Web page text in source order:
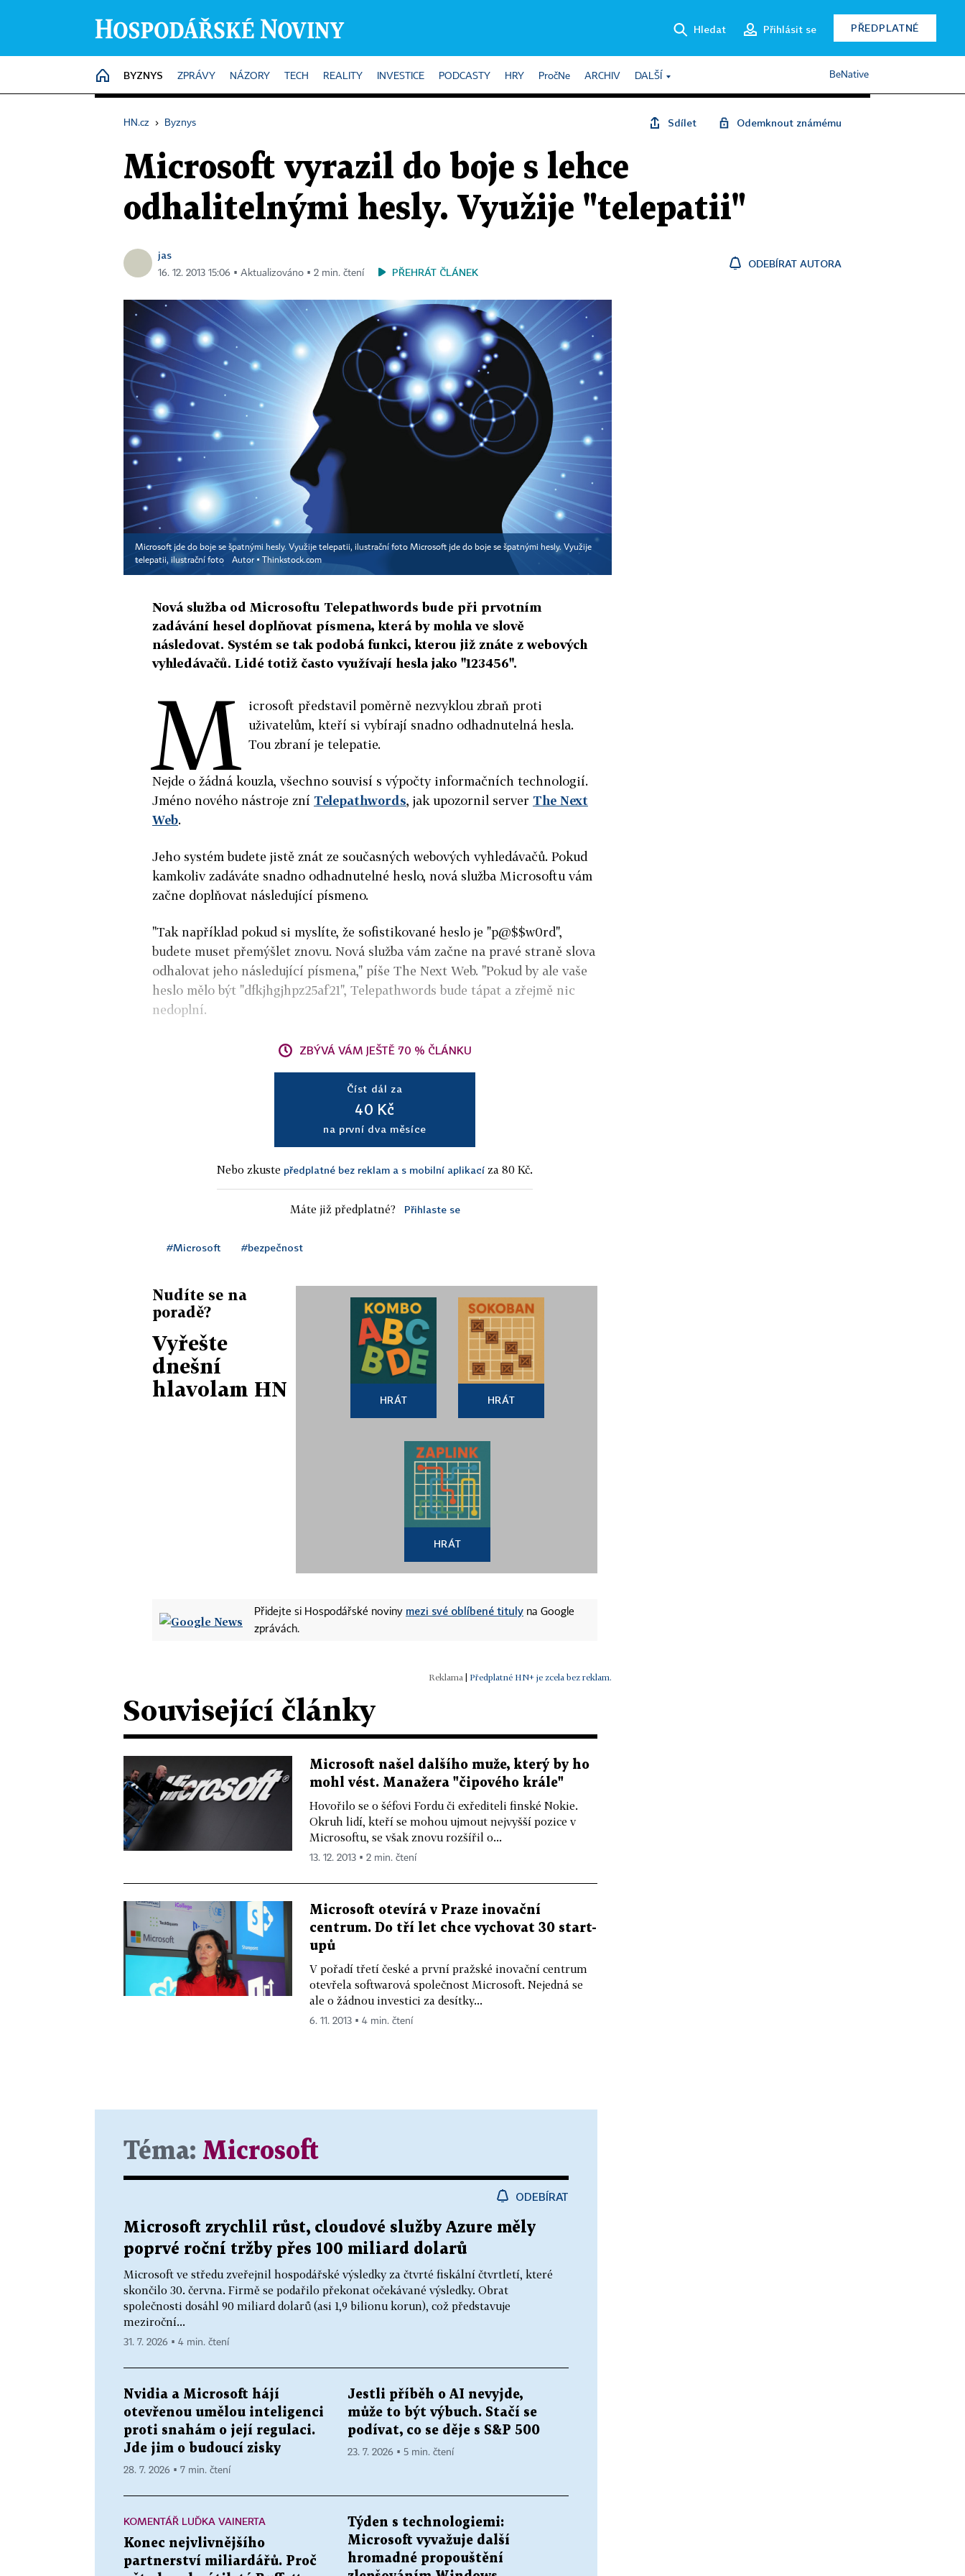
Hledat Přihlásit se PŘEDPLATNÉ
HOME
BYZNYS ZPRÁVY NÁZORY TECH REALITY INVESTICE PODCASTY HRY PročNe ARCHIV DALŠÍ BeNative
HN.cz › Byznys Sdílet Odemknout známému
Microsoft vyrazil do boje s lehce
odhalitelnými hesly. Využije "telepatii"
jas
16. 12. 2013 15:06 ▪ Aktualizováno ▪ 2 min. čtení PŘEHRÁT ČLÁNEK
ODEBÍRAT AUTORA
Microsoft jde do boje se špatnými hesly. Využije telepatii, ilustrační foto Microsoft jde do boje se špatnými hesly. Využije
telepatii, ilustrační foto
Autor ▪ Thinkstock.com
Nová služba od Microsoftu Telepathwords bude při prvotním
zadávání hesel doplňovat písmena, která by mohla ve slově
následovat. Systém se tak podobá funkci, kterou již znáte z webových
vyhledávačů. Lidé totiž často využívají hesla jako "123456".
M icrosoft představil poměrně nezvyklou zbraň proti
uživatelům, kteří si vybírají snadno odhadnutelná hesla.
Tou zbraní je telepatie.
Nejde o žádná kouzla, všechno souvisí s výpočty informačních technologií.
Jméno nového nástroje zní Telepathwords, jak upozornil server The Next
Web.
Jeho systém budete jistě znát ze současných webových vyhledávačů. Pokud
kamkoliv zadáváte snadno odhadnutelné heslo, nová služba Microsoftu vám
začne doplňovat následující písmeno.
"Tak například pokud si myslíte, že sofistikované heslo je "p@$$w0rd",
budete muset přemýšlet znovu. Nová služba vám začne na pravé straně slova
odhalovat jeho následující písmena," píše The Next Web. "Pokud by ale vaše
heslo mělo být "dfkjhgjhpz25af21", Telepathwords bude tápat a zřejmě nic
nedoplní.
ZBÝVÁ VÁM JEŠTĚ 70 % ČLÁNKU
Číst dál za
40 Kč
na první dva měsíce
Nebo zkuste předplatné bez reklam a s mobilní aplikací za 80 Kč.
Máte již předplatné? Přihlaste se
#Microsoft #bezpečnost
Nudíte se na
poradě?
Vyřešte
dnešní
hlavolam HN
HRÁT HRÁT
HRÁT
Přidejte si Hospodářské noviny mezi své oblíbené tituly na Google
zprávách.
| Předplatné HN+ je zcela bez reklam.
Související články
Microsoft našel dalšího muže, který by ho
mohl vést. Manažera "čipového krále"
Hovořilo se o šéfovi Fordu či exřediteli finské Nokie.
Okruh lidí, kteří se mohou ujmout nejvyšší pozice v
Microsoftu, se však znovu rozšířil o...
13. 12. 2013 ▪ 2 min. čtení
Microsoft otevírá v Praze inovační
centrum. Do tří let chce vychovat 30 start-
upů
V pořadí třetí české a první pražské inovační centrum
otevřela softwarová společnost Microsoft. Nejedná se
ale o žádnou investici za desítky...
6. 11. 2013 ▪ 4 min. čtení
Téma: Microsoft
ODEBÍRAT
Microsoft zrychlil růst, cloudové služby Azure měly
poprvé roční tržby přes 100 miliard dolarů
Microsoft ve středu zveřejnil hospodářské výsledky za čtvrté fiskální čtvrtletí, které
skončilo 30. června. Firmě se podařilo překonat očekávané výsledky. Obrat
společnosti dosáhl 90 miliard dolarů (asi 1,9 bilionu korun), což představuje
meziroční...
31. 7. 2026 ▪ 4 min. čtení
Nvidia a Microsoft hájí
otevřenou umělou inteligenci
proti snahám o její regulaci.
Jde jim o budoucí zisky
28. 7. 2026 ▪ 7 min. čtení
Jestli příběh o AI nevyjde,
může to být výbuch. Stačí se
podívat, co se děje s S&P 500
23. 7. 2026 ▪ 5 min. čtení
KOMENTÁŘ LUĎKA VAINERTA
Konec nejvlivnějšího
partnerství miliardářů. Proč
Týden s technologiemi:
Microsoft vyvažuje další
hromadné propouštění